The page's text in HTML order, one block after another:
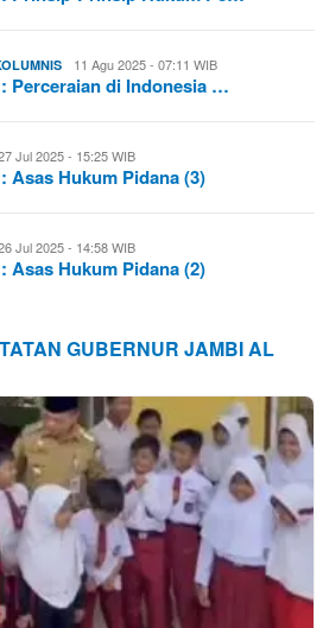
11 Agu 2025 - 07:11 WIB
Perceraian di Indonesia …
Jul 2025 - 15:25 WIB
Asas Hukum Pidana (3)
Jul 2025 - 14:58 WIB
Asas Hukum Pidana (2)
GUBERNUR JAMBI AL